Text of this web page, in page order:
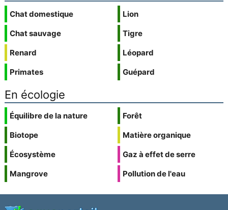
Chat domestique
Chat sauvage
Renard
Primates
Lion
Tigre
Léopard
Guépard
En écologie
Équilibre de la nature
Biotope
Écosystème
Mangrove
Forêt
Matière organique
Gaz à effet de serre
Pollution de l'eau